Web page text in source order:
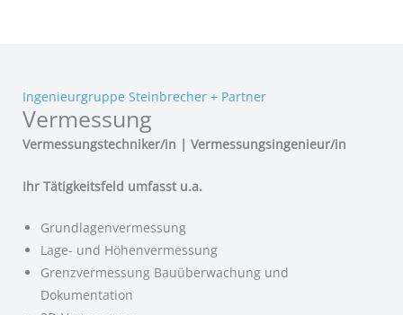
Ingenieurgruppe Steinbrecher + Partner
Vermessung
Vermessungstechniker/in | Vermessungsingenieur/in
Ihr Tätigkeitsfeld umfasst u.a.
Grundlagenvermessung
Lage- und Höhenvermessung
Grenzvermessung Bauüberwachung und
Dokumentation